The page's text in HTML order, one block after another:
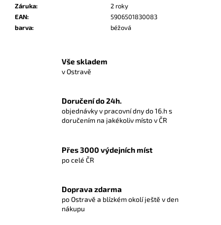
Záruka:
2 roky
EAN:
5906501830083
barva: béžová
Vše skladem
v Ostravě
Doručení do 24h.
objednávky v pracovní dny do 16.h s
doručením na jakékoliv místo v ČR
Přes 3000 výdejních míst
po celé ČR
Doprava zdarma
po Ostravě a blízkém okolí ještě v den
nákupu